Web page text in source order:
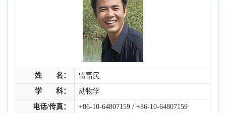
姓 名： 雷富民
学 科： 动物学
电话/传真： +86-10-64807159 / +86-10-64807159